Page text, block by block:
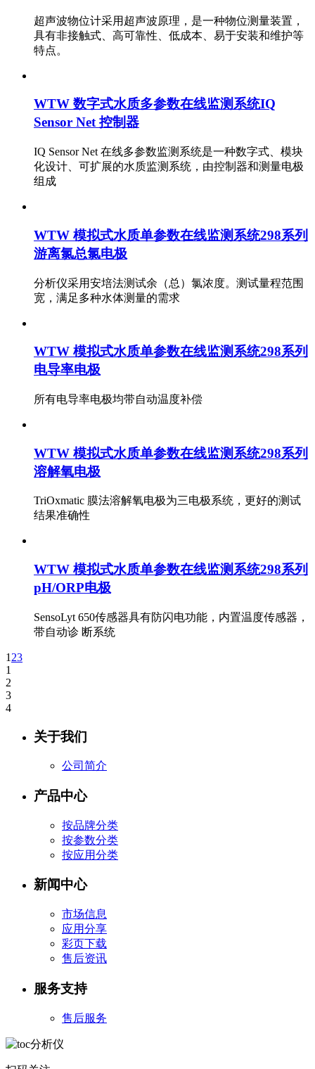
超声波物位计采用超声波原理，是一种物位测量装置，
具有非接触式、高可靠性、低成本、易于安装和维护等
特点。
WTW 数字式水质多参数在线监测系统IQ
Sensor Net 控制器
IQ Sensor Net 在线多参数监测系统是一种数字式、模块
化设计、可扩展的水质监测系统，由控制器和测量电极
组成
WTW 模拟式水质单参数在线监测系统298系列
游离氯总氯电极
分析仪采用安培法测试余（总）氯浓度。测试量程范围
宽，满足多种水体测量的需求
WTW 模拟式水质单参数在线监测系统298系列
电导率电极
所有电导率电极均带自动温度补偿
WTW 模拟式水质单参数在线监测系统298系列
溶解氧电极
TriOxmatic 膜法溶解氧电极为三电极系统，更好的测试
结果准确性
WTW 模拟式水质单参数在线监测系统298系列
pH/ORP电极
SensoLyt 650传感器具有防闪电功能，内置温度传感器，
带自动诊 断系统
1 23
1
2
3
4
关于我们
公司简介
产品中心
按品牌分类
按参数分类
按应用分类
新闻中心
市场信息
应用分享
彩页下载
售后资讯
服务支持
售后服务